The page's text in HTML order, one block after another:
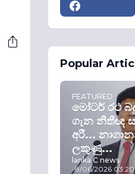
Popular
FEATURED
මෝටර් රථ
ගැන නීතීඥ
අරී...
ලකුණු...
lanka C news
-8/06/2026